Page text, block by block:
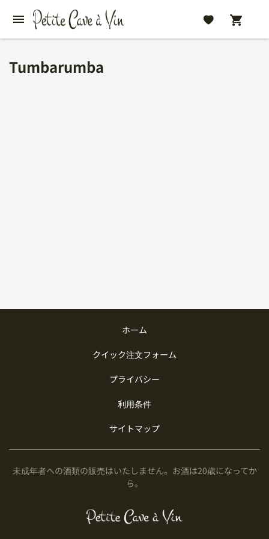
Tumbarumba
ホーム
クイック注文フォーム
プライバシー
利用条件
サイトマップ
未成年者への酒類の販売はいたしません。お酒は20歳になってか
ら。